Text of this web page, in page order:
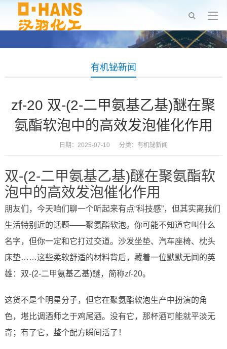
有机铋新闻
zf-20 双-(2-二甲氨基乙基)醚在聚
氨酯软泡中的高效发泡催化作用
日期：2025-07-10 分类： 有机铋新闻
双-(2-二甲氨基乙基)醚在聚氨酯软
泡中的高效发泡催化作用
朋友们，今天咱们聊一个听起来有点“科技感”，但其实离我们
生活特别近的话题——聚氨酯软泡。你可能不知道它叫什么
名字，但你一定和它打过交道。沙发坐垫、汽车座椅、枕头
床垫……这些柔软舒适的材料背后，藏着一位默默无闻的英
雄：双-(2-二甲氨基乙基)醚，简称zf-20。
这货不是个明星分子，但它在聚氨酯软泡生产中扮演的角
色，堪比调酒师之于鸡尾酒。没有它，那杯酒可能就平淡无
奇；有了它，整个配方瞬间活了！